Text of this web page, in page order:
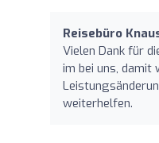
Reisebüro
Vielen Dank für
im bei uns, damit
weiterhelfen.